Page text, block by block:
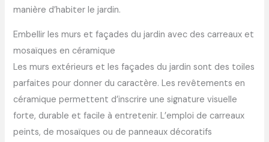
manière d’habiter le jardin.
Embellir les murs et façades du jardin avec des carreaux et
mosaïques en céramique
Les murs extérieurs et les façades du jardin sont des toiles
parfaites pour donner du caractère. Les revêtements en
céramique permettent d’inscrire une signature visuelle
forte, durable et facile à entretenir. L’emploi de carreaux
peints, de mosaïques ou de panneaux décoratifs